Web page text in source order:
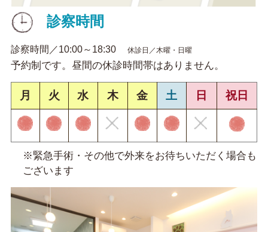
診察時間
診察時間／10:00～18:30 休診日／木曜・日曜
予約制です。昼間の休診時間帯はありません。
月 火 水 木 金 土 日 祝日
※緊急手術・その他で外来をお待ちいただく場合も
ございます